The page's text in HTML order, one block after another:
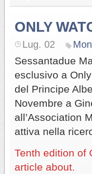
ONLY
Lug. 02
Sessantadue
esclusivo a
del Principe
Novembre a
all’Association
attiva nella
Tenth edition of
article about.